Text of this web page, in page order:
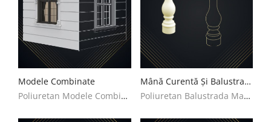
Modele Combinate
Poliuretan Modele Combinate Decoratiuni Casa
Mână Curentă Și Balustradă
Poliuretan Balustrada Mana Curenta Decoratiuni Casa